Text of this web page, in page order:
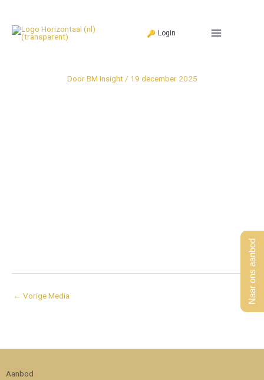
Login
DoorBM Insight / 19 december 2025
← Vorige Media
Aanbod
Naar ons aanbod